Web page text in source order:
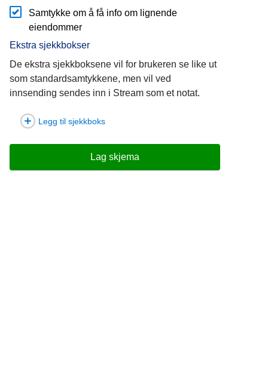
Samtykke om å få info om lignende
eiendommer
Ekstra sjekkbokser
De ekstra sjekkboksene vil for brukeren se like ut
som standardsamtykkene, men vil ved
innsending sendes inn i Stream som et notat.
Legg til sjekkboks
Lag skjema